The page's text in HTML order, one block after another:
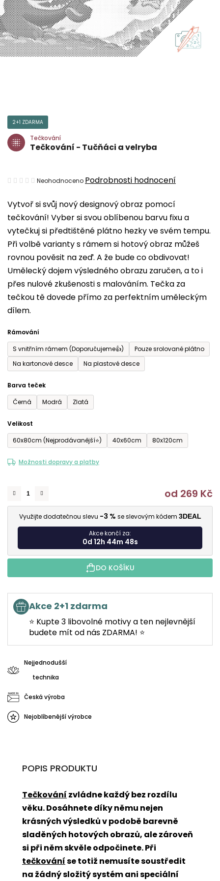
Vytvoř si svůj nový designový obraz pomocí
tečkování! Vyber si svou oblíbenou barvu fixu a
vytečkuj si předtištěné plátno hezky ve svém tempu.
Při volbě varianty s rámem si hotový obraz můžeš
rovnou pověsit na zeď. A že bude co obdivovat!
Umělecký dojem výsledného obrazu zaručen, a to i
přes nulové zkušenosti s malováním. Tečka za
tečkou tě dovede přímo za perfektním uměleckým
dílem.
Rámování
S vnitřním rámem (Doporučujeme👍)
Pouze srolované plátno
Na kartonové desce
Na plastové desce
Barva teček
Černá
Modrá Zlatá
Velikost
60x80cm (Nejprodávanější⭐)
40x60cm 80x120cm
Možnosti dopravy a platby
od 269 Kč
Využijte dodatečnou slevu -3 % se slevovým kódem 3DEAL
Akce končí za:
0d 12h 44m 47s
DO KOŠÍKU
Akce 2+1 zdarma
⭐ Kupte 3 libovolné motivy a ten nejlevnější
budete mít od nás ZDARMA! ⭐
Nejjednodušší
technika
Česká výroba
Nejoblíbenější výrobce
2+1 ZDARMA
Tečkování
Tečkování - Tučňáci a velryba
Průměrné
produktu
je
0,0
z
5
hvězdiček.
Neohodnoceno Podrobnosti hodnocení
POPIS PRODUKTU
Tečkování zvládne každý bez rozdílu
věku. Dosáhnete díky němu nejen
krásných výsledků v podobě barevně
sladěných hotových obrazů, ale zároveň
si při něm skvěle odpočinete. Při
tečkováníse totiž nemusíte soustředit
na žádný složitý systém ani speciální